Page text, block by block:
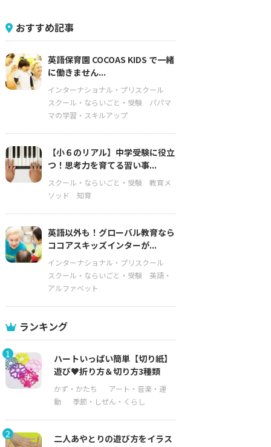
おすすめ記事
英語保育園 COCOAS KIDS で一緒
に働きません...
インターナショナル・プリスクール
スクール・ならいごと・受験
パパマ
マの学習・スキルアップ
【小６のリアル】中学受験に役立
つ！思考力を育てる習い事...
スクール・ならいごと・受験
教育メ
ソッド
知育
英語以外も！グローバル教育なら
ココアスキッズインターが...
インターナショナル・プリスクール
スクール・ならいごと・受験
英語・
アルファベット
ランキング
1
ハートいっぱい簡単【切り紙】
遊び♥折り方＆切り方3種類
2
二人あやとりの遊び方をイラス